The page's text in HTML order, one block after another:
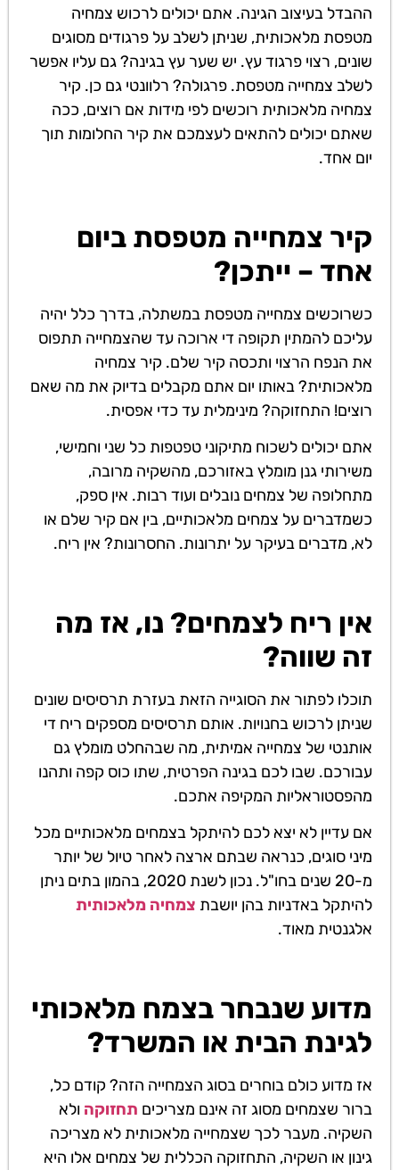
ההבדל בעיצוב הגינה. אתם יכולים לרכוש צמחיה
מטפסת מלאכותית, שניתן לשלב על פרגודים מסוגים
שונים, רצוי פרגוד עץ. יש שער עץ בגינה? גם עליו אפשר
לשלב צמחייה מטפסת. פרגולה? רלוונטי גם כן. קיר
צמחיה מלאכותית רוכשים לפי מידות אם רוצים, ככה
שאתם יכולים להתאים לעצמכם את קיר החלומות תוך
יום אחד.
קיר צמחייה מטפסת ביום
אחד – ייתכן?
כשרוכשים צמחייה מטפסת במשתלה, בדרך כלל יהיה
עליכם להמתין תקופה די ארוכה עד שהצמחייה תתפוס
את הנפח הרצוי ותכסה קיר שלם. קיר צמחיה
מלאכותית? באותו יום אתם מקבלים בדיוק את מה שאם
רוצים! התחזוקה? מינימלית עד כדי אפסית.
אתם יכולים לשכוח מתיקוני טפטפות כל שני וחמישי,
משירותי גנן מומלץ באזורכם, מהשקיה מרובה,
מתחלופה של צמחים נובלים ועוד רבות. אין ספק,
כשמדברים על צמחים מלאכותיים, בין אם קיר שלם או
לא, מדברים בעיקר על יתרונות. החסרונות? אין ריח.
אין ריח לצמחים? נו, אז מה
זה שווה?
תוכלו לפתור את הסוגייה הזאת בעזרת תרסיסים שונים
שניתן לרכוש בחנויות. אותם תרסיסים מספקים ריח די
אותנטי של צמחייה אמיתית, מה שבהחלט מומלץ גם
עבורכם. שבו לכם בגינה הפרטית, שתו כוס קפה ותהנו
מהפסטוראליות המקיפה אתכם.
אם עדיין לא יצא לכם להיתקל בצמחים מלאכותיים מכל
מיני סוגים, כנראה שבתם ארצה לאחר טיול של יותר
מ-20 שנים בחו"ל. נכון לשנת 2020, בהמון בתים ניתן
להיתקל באדניות בהן יושבת צמחיה מלאכותית
אלגנטית מאוד.
מדוע שנבחר בצמח מלאכותי
לגינת הבית או המשרד?
אז מדוע כולם בוחרים בסוג הצמחייה הזה? קודם כל,
ברור שצמחים מסוג זה אינם מצריכים תחזוקה ולא
השקיה. מעבר לכך שצמחייה מלאכותית לא מצריכה
גינון או השקיה, התחזוקה הכללית של צמחים אלו היא